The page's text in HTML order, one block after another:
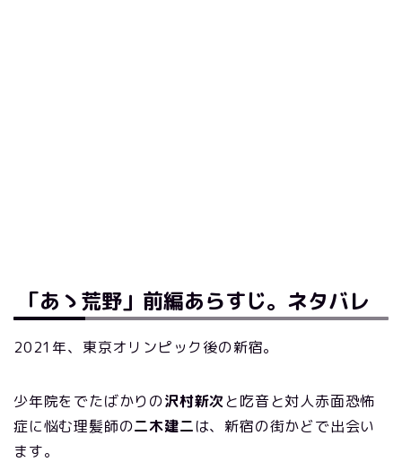
「あゝ荒野」前編あらすじ。ネタバレ
2021年、東京オリンピック後の新宿。
少年院をでたばかりの沢村新次と吃音と対人赤面恐怖
症に悩む理髪師の二木建二は、新宿の街かどで出会い
ます。